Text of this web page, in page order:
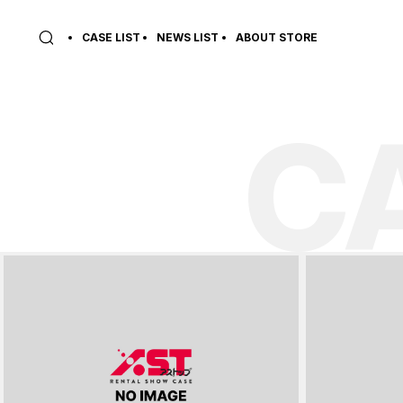
CASE LIST NEWS LIST ABOUT STORE